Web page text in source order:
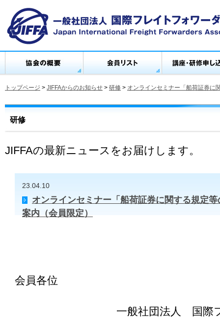
トップページ > JIFFAからのお知らせ > 研修 > オンラインセミナー「船荷証券に
研修
JIFFAの最新ニュースをお届けします。
23.04.10
オンラインセミナー「船荷証券に関する規定
案内（会員限定）
会員各位
一般社団法人 国際